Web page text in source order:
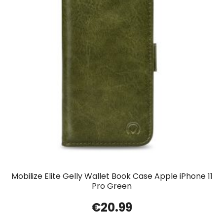
Mobilize Elite Gelly Wallet Book Case Apple iPhone 11
Pro Green
€20.99